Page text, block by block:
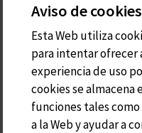
Aviso de cookies
Esta Web utiliza
para intentar ofrecer
experiencia de uso
cookies se almacena
funciones tales
a la Web y ayudar a